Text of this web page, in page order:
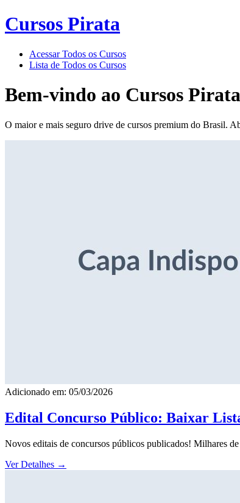
Cursos Pirata
Acessar Todos os Cursos
Lista de Todos os Cursos
Bem-vindo ao Cursos Pirata
O maior e mais seguro drive de cursos premium do Brasil.
Adicionado em: 05/03/2026
Edital Concurso Público: Baixar
Novos editais de concursos públicos publicados! Milhares
Ver Detalhes →